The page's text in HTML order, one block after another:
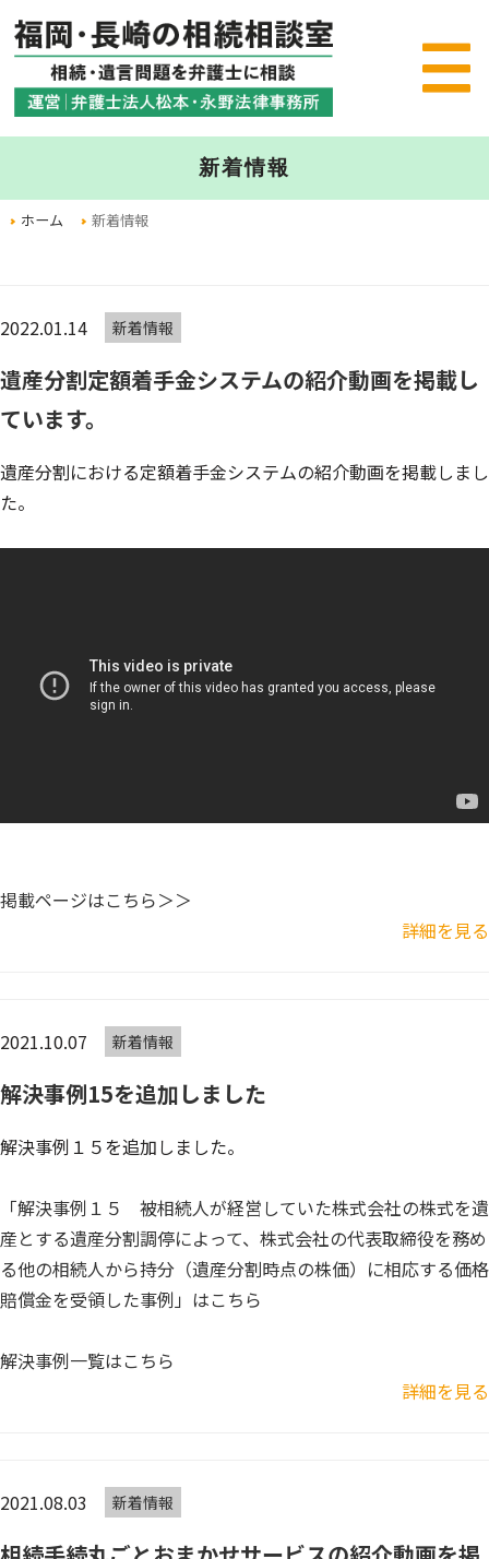
新着情報
ホーム 新着情報
2022.01.14 新着情報
遺産分割定額着手金システムの紹介動画を掲載し
ています。
遺産分割における定額着手金システムの紹介動画を掲載しまし
た。
掲載ページはこちら＞＞
詳細を見る
2021.10.07 新着情報
解決事例15を追加しました
解決事例１５を追加しました。
「解決事例１５ 被相続人が経営していた株式会社の株式を遺
産とする遺産分割調停によって、株式会社の代表取締役を務め
る他の相続人から持分（遺産分割時点の株価）に相応する価格
賠償金を受領した事例」はこちら
解決事例一覧はこちら
詳細を見る
2021.08.03 新着情報